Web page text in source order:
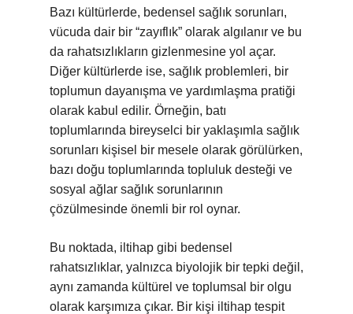
Bazı kültürlerde, bedensel sağlık sorunları,
vücuda dair bir “zayıflık” olarak algılanır ve bu
da rahatsızlıkların gizlenmesine yol açar.
Diğer kültürlerde ise, sağlık problemleri, bir
toplumun dayanışma ve yardımlaşma pratiği
olarak kabul edilir. Örneğin, batı
toplumlarında bireyselci bir yaklaşımla sağlık
sorunları kişisel bir mesele olarak görülürken,
bazı doğu toplumlarında topluluk desteği ve
sosyal ağlar sağlık sorunlarının
çözülmesinde önemli bir rol oynar.
Bu noktada, iltihap gibi bedensel
rahatsızlıklar, yalnızca biyolojik bir tepki değil,
aynı zamanda kültürel ve toplumsal bir olgu
olarak karşımıza çıkar. Bir kişi iltihap tespit